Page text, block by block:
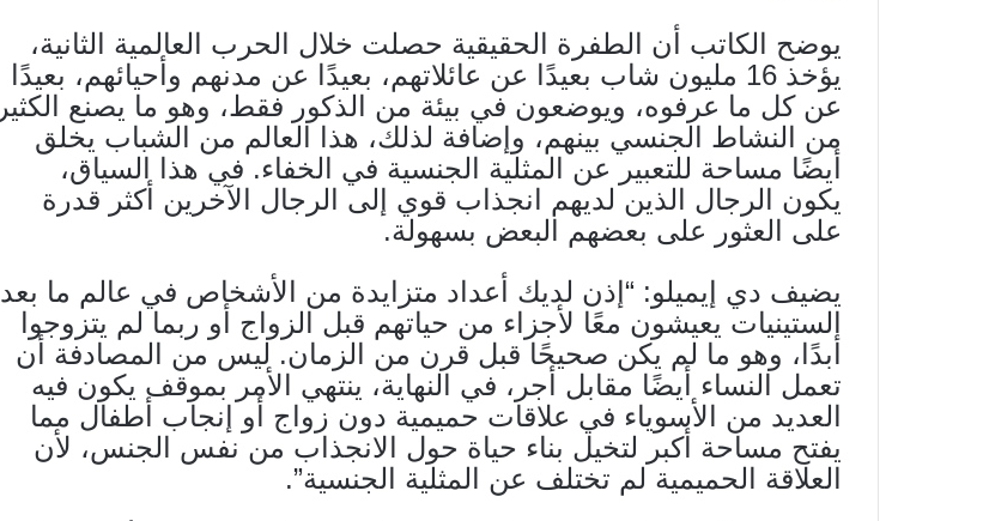
يوضح الكاتب أن الطفرة الحقيقية حصلت خلال الحرب العالمية الثانية،
يؤخذ 16 مليون شاب بعيدًا عن عائلاتهم، بعيدًا عن مدنهم وأحيائهم، بعيدًا
عن كل ما عرفوه، ويوضعون في بيئة من الذكور فقط، وهو ما يصنع الكثير
من النشاط الجنسي بينهم، وإضافة لذلك، هذا العالم من الشباب يخلق
أيضًا مساحة للتعبير عن المثلية الجنسية في الخفاء. في هذا السياق،
يكون الرجال الذين لديهم انجذاب قوي إلى الرجال الآخرين أكثر قدرة
على العثور على بعضهم البعض بسهولة.
يضيف دي إيميلو: “إذن لديك أعداد متزايدة من الأشخاص في عالم ما بعد
الستينيات يعيشون معًا لأجزاء من حياتهم قبل الزواج أو ربما لم يتزوجوا
أبدًا، وهو ما لم يكن صحيحًا قبل قرن من الزمان. ليس من المصادفة أن
تعمل النساء أيضًا مقابل أجر، في النهاية، ينتهي الأمر بموقف يكون فيه
العديد من الأسوياء في علاقات حميمية دون زواج أو إنجاب أطفال مما
يفتح مساحة أكبر لتخيل بناء حياة حول الانجذاب من نفس الجنس، لأن
العلاقة الحميمية لم تختلف عن المثلية الجنسية”.